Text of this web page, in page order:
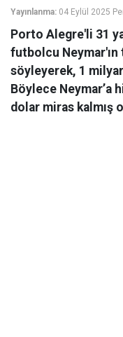
Yayınlanma: 04 Eylül 2025
Porto Alegre'li 31
futbolcu Neymar'ın
söyleyerek, 1
Böylece Neymar’a
dolar miras kalmış